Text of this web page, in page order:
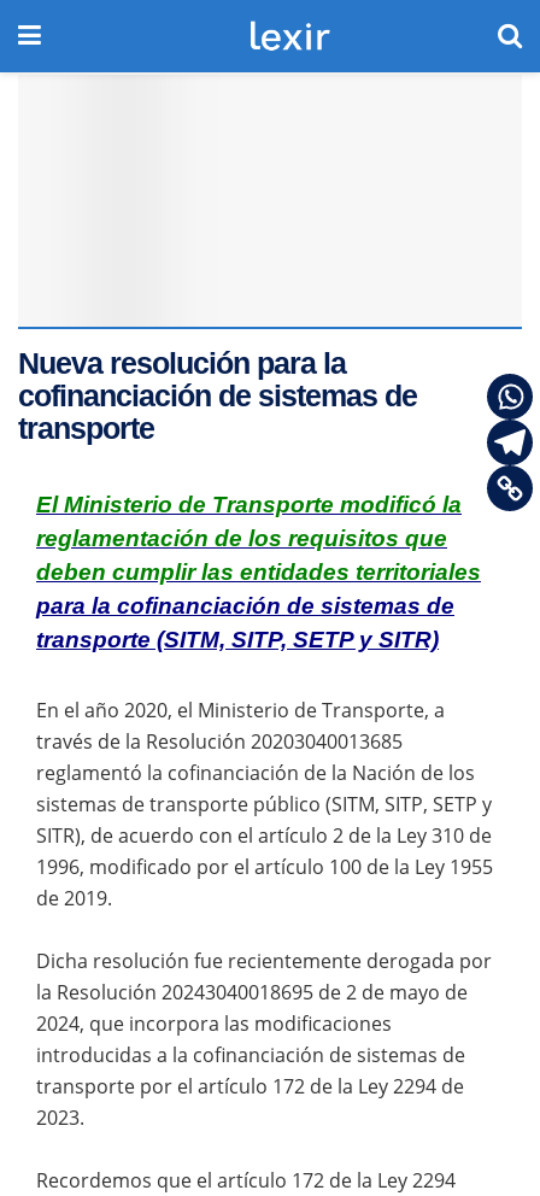
Nueva resolución para la
cofinanciación de sistemas de
transporte
El Ministerio de Transporte modificó la
reglamentación de los requisitos que
deben cumplir las entidades territoriales
para la cofinanciación de sistemas de
transporte (SITM, SITP, SETP y SITR)
En el año 2020, el Ministerio de Transporte, a
través de la Resolución 20203040013685
reglamentó la cofinanciación de la Nación de los
sistemas de transporte público (SITM, SITP, SETP y
SITR), de acuerdo con el artículo 2 de la Ley 310 de
1996, modificado por el artículo 100 de la Ley 1955
de 2019.
Dicha resolución fue recientemente derogada por
la Resolución 20243040018695 de 2 de mayo de
2024, que incorpora las modificaciones
introducidas a la cofinanciación de sistemas de
transporte por el artículo 172 de la Ley 2294 de
2023.
Recordemos que el artículo 172 de la Ley 2294